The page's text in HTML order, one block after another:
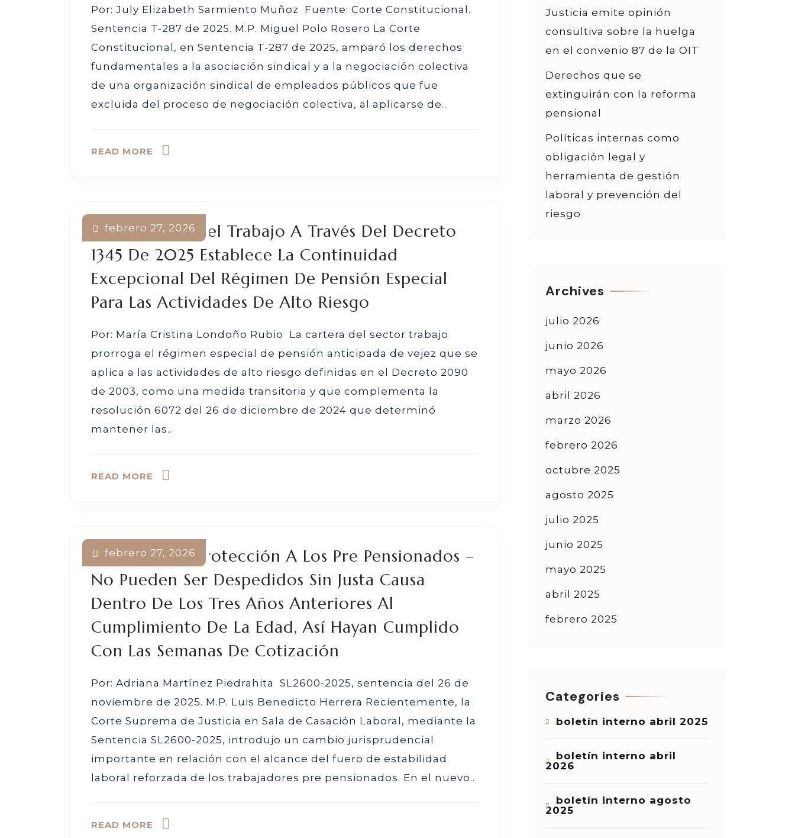
Por: July Elizabeth Sarmiento Muñoz Fuente: Corte Constitucional.
Sentencia T-287 de 2025. M.P. Miguel Polo Rosero La Corte
Constitucional, en Sentencia T-287 de 2025, amparó los derechos
fundamentales a la asociación sindical y a la negociación colectiva
de una organización sindical de empleados públicos que fue
excluida del proceso de negociación colectiva, al aplicarse de..
READ MORE
El Ministerio Del Trabajo A Través Del Decreto
1345 De 2025 Establece La Continuidad
Excepcional Del Régimen De Pensión Especial
Para Las Actividades De Alto Riesgo
febrero 27, 2026
Por: María Cristina Londoño Rubio La cartera del sector trabajo
prorroga el régimen especial de pensión anticipada de vejez que se
aplica a las actividades de alto riesgo definidas en el Decreto 2090
de 2003, como una medida transitoria y que complementa la
resolución 6072 del 26 de diciembre de 2024 que determinó
mantener las..
READ MORE
Se Amplía La Protección A Los Pre Pensionados –
No Pueden Ser Despedidos Sin Justa Causa
Dentro De Los Tres Años Anteriores Al
Cumplimiento De La Edad, Así Hayan Cumplido
Con Las Semanas De Cotización
febrero 27, 2026
Por: Adriana Martínez Piedrahita SL2600-2025, sentencia del 26 de
noviembre de 2025. M.P. Luis Benedicto Herrera Recientemente, la
Corte Suprema de Justicia en Sala de Casación Laboral, mediante la
Sentencia SL2600-2025, introdujo un cambio jurisprudencial
importante en relación con el alcance del fuero de estabilidad
laboral reforzada de los trabajadores pre pensionados. En el nuevo..
READ MORE
Justicia emite opinión
consultiva sobre la huelga
en el convenio 87 de la OIT
Derechos que se
extinguirán con la reforma
pensional
Políticas internas como
obligación legal y
herramienta de gestión
laboral y prevención del
riesgo
Archives
julio 2026
junio 2026
mayo 2026
abril 2026
marzo 2026
febrero 2026
octubre 2025
agosto 2025
julio 2025
junio 2025
mayo 2025
abril 2025
febrero 2025
Categories
boletín interno abril 2025
boletín interno abril
2026
boletín interno agosto
2025